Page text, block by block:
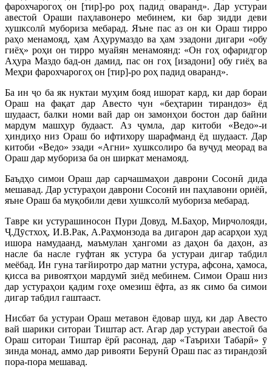
фарохчарогоҳ он [тир]-ро роҳ падид оваранд». Дар устураи
авестоӣ Ораши паҳлавонеро мебинем, ки бар зидди деви
хушксолӣ мубориза мебарад. Яъне пас аз он ки Ораш тирро
раҳо менамояд, ҳам Аҳурумаздо ва ҳам эзадони дигари «обу
гиёҳ» роҳи он тирро муайян менамоянд: «Он гоҳ офаридгор
Аҳура Маздо бад-он дамид, пас он гоҳ [изадони] обу гиёҳ ва
Меҳри фарохчарогоҳ он [тир]-ро роҳ падид оваранд».
Ба ин ҷо ба як нуктаи муҳим бояд ишорат кард, ки дар бораи
Ораш на фақат дар Авесто чун «беҳтарин тирандоз» ёд
шудааст, балки номи вай дар он замонҳои бостон дар байни
мардум машҳур будааст. Аз ҷумла, дар китоби «Ведо»-и
ҳиндиҳо низ Ораш бо ифтихору шарафманд ёд шудааст. Дар
китоби «Ведо» эзади «Агни» хушксолиро ба вуҷуд меорад ва
Ораш дар мубориза ба он ширкат менамояд.
Баъдҳо симои Ораш дар сарчашмаҳои даврони Сосонӣ дида
мешавад. Дар устураҳои даврони Сосонӣ ин паҳлавони ориёӣ,
яъне Ораш ба муқобили деви хушксолӣ мубориза мебарад.
Тавре ки устурашиносон Пури Довуд, М.Баҳор, Мирчолояди,
Ҷ.Дӯстхоҳ, И.В.Рак, А.Раҳмонзода ва дигарон дар асарҳои худ
ишора намудаанд, маъмулан ҳангоми аз даҳон ба даҳон, аз
насле ба насле гуфтан як устура ба устураи дигар табдил
меёбад. Ин гуна тағйиротро дар матни устура, афсона, ҳамоса,
қисса ва ривоятҳои мардумӣ зиёд мебинем. Симои Ораш низ
дар устураҳои қадим гоҳе омезиш ёфта, аз як симо ба симои
дигар табдил гаштааст.
Нисбат ба устураи Ораш метавон ёдовар шуд, ки дар Авесто
вай шарики ситораи Тиштар аст. Агар дар устураи авестоӣ ба
Ораш ситораи Тиштар ёрӣ расонад, дар «Таърихи Табарӣ» ӯ
зинда монад, аммо дар ривояти Берунӣ Ораш пас аз тирандозӣ
пора-пора мешавад.